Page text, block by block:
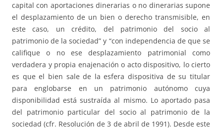
capital con aportaciones dinerarias o no dinerarias supone
el desplazamiento de un bien o derecho transmisible, en
este caso, un crédito, del patrimonio del socio al
patrimonio de la sociedad” y “con independencia de que se
califique o no ese desplazamiento patrimonial como
verdadera y propia enajenación o acto dispositivo, lo cierto
es que el bien sale de la esfera dispositiva de su titular
para englobarse en un patrimonio autónomo cuya
disponibilidad está sustraída al mismo. Lo aportado pasa
del patrimonio particular del socio al patrimonio de la
sociedad (cfr. Resolución de 3 de abril de 1991). Desde este